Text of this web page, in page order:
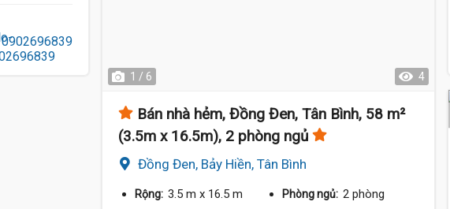
0902696839
1 / 6 4
Bán nhà hẻm, Đồng Đen, Tân Bình, 58 m²
(3.5m x 16.5m), 2 phòng ngủ
Đồng Đen, Bảy Hiền, Tân Bình
Rộng: 3.5 m x 16.5 m Phòng ngủ: 2 phòng